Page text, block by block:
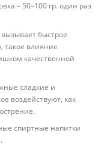
– 50–100 гр. один раз
быстрое
такое влияние
качественной
сладкие и
воздействуют, как
спиртные напитки